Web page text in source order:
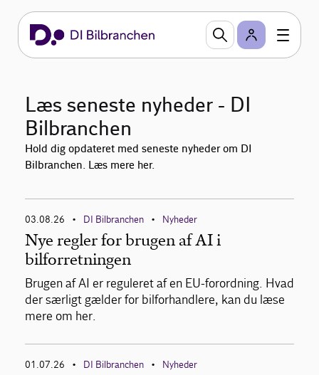
Læs seneste nyheder - DI
Bilbranchen
Hold dig opdateret med seneste nyheder om DI
Bilbranchen. Læs mere her.
03.08.26 • DI Bilbranchen • Nyheder
Nye regler for brugen af AI i
bilforretningen
Brugen af AI er reguleret af en EU-forordning. Hvad
der særligt gælder for bilforhandlere, kan du læse
mere om her.
01.07.26 • DI Bilbranchen • Nyheder